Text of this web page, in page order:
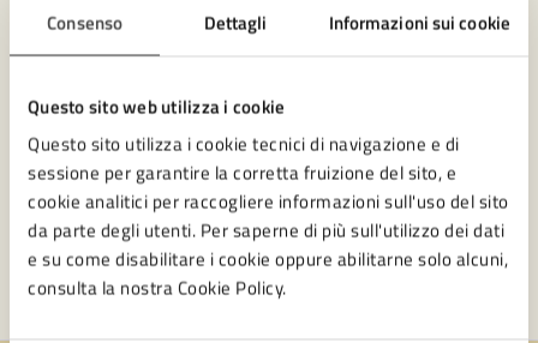
Consenso Dettagli Informazioni sui cookie
Questo sito web utilizza i cookie
Questo sito utilizza i cookie tecnici di navigazione e di
sessione per garantire la corretta fruizione del sito, e
cookie analitici per raccogliere informazioni sull'uso del sito
da parte degli utenti. Per saperne di più sull'utilizzo dei dati
e su come disabilitare i cookie oppure abilitarne solo alcuni,
consulta la nostra Cookie Policy.